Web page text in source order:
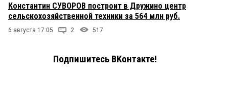
Константин СУВОРОВ построит в Дружино центр
сельскохозяйственной техники за 564 млн руб.
6 августа 17:05 2 517
Подпишитесь ВКонтакте!